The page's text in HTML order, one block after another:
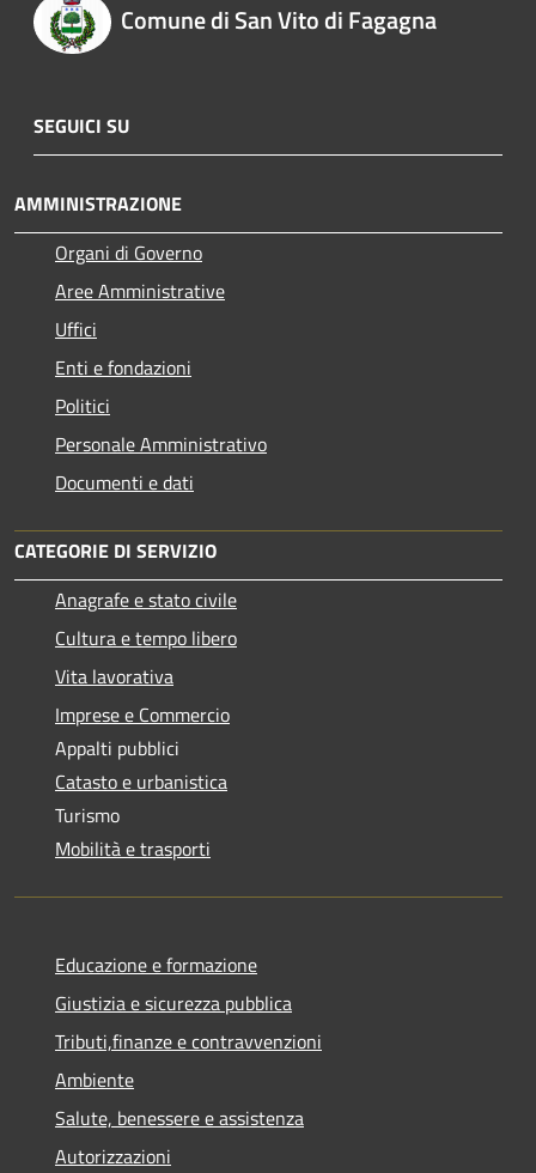
Comune di San Vito di Fagagna
SEGUICI SU
AMMINISTRAZIONE
Organi di Governo
Aree Amministrative
Uffici
Enti e fondazioni
Politici
Personale Amministrativo
Documenti e dati
CATEGORIE DI SERVIZIO
Anagrafe e stato civile
Cultura e tempo libero
Vita lavorativa
Imprese e Commercio
Appalti pubblici
Catasto e urbanistica
Turismo
Mobilità e trasporti
Educazione e formazione
Giustizia e sicurezza pubblica
Tributi,finanze e contravvenzioni
Ambiente
Salute, benessere e assistenza
Autorizzazioni